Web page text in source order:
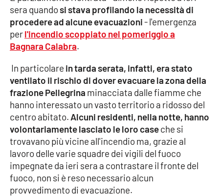
VIDEO
Ambiente
Cronaca
Cultura
Economia e Lavoro
Politica
Sanità
sera quandosi stava profilando la necessità di
procedere ad alcune evacuazioni- l'emergenza
perl'incendio scoppiato nel pomeriggio a
Bagnara Calabra.
In particolare in tarda serata, infatti, era stato
ventilato il rischio di dover evacuare la zona della
frazione Pellegrina minacciata dalle fiamme che
hanno interessato un vasto territorio a ridosso del
centro abitato. Alcuni residenti, nella notte, hanno
volontariamente lasciato le loro caseche si
trovavano più vicine all'incendio ma, grazie al
lavoro delle varie squadre dei vigili del fuoco
impegnate da ieri sera a contrastare il fronte del
fuoco, non si è reso necessario alcun
provvedimento di evacuazione.